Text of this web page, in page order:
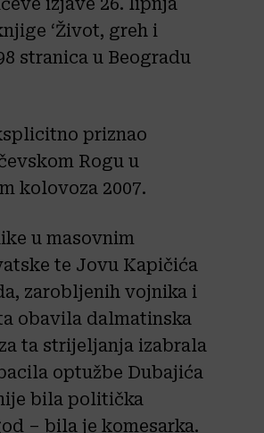
‘Život, greh i
stranica u Beogradu
priznao
Rogu u
kolovoza 2007.
u masovnim
te Jovu Kapičića
zarobljenih vojnika i
obavila dalmatinska
ta strijeljanja izabrala
optužbe Dubajića
bila politička
– bila je komesarka.